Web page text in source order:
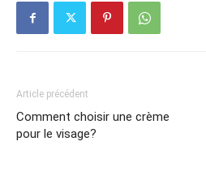
Article précédent
Comment choisir une crème
pour le visage?